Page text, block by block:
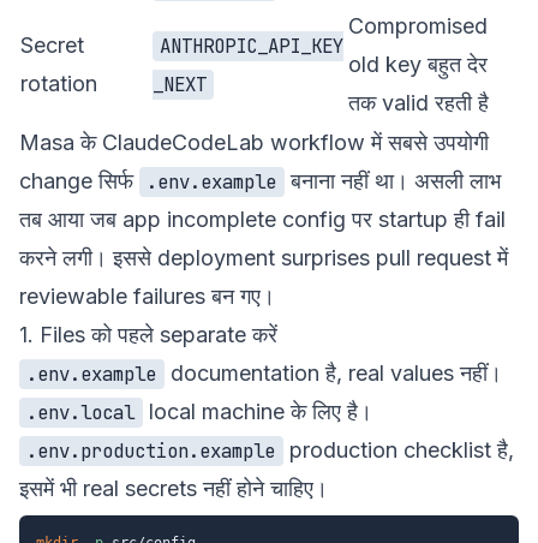
Secret
rotation
ANTHROPIC_API_KEY
_NEXT
Compromised
old key बहुत देर
तक valid रहती है
Masa के ClaudeCodeLab workflow में सबसे उपयोगी
change सिर्फ
.env.example बनाना नहीं था। असली लाभ
तब आया जब app incomplete config पर startup ही fail
करने लगी। इससे deployment surprises pull request में
reviewable failures बन गए।
1. Files को पहले separate करें
.env.example
documentation है, real values नहीं।
.env.local
local machine के लिए है।
.env.production.example
production checklist है,
इसमें भी real secrets नहीं होने चाहिए।